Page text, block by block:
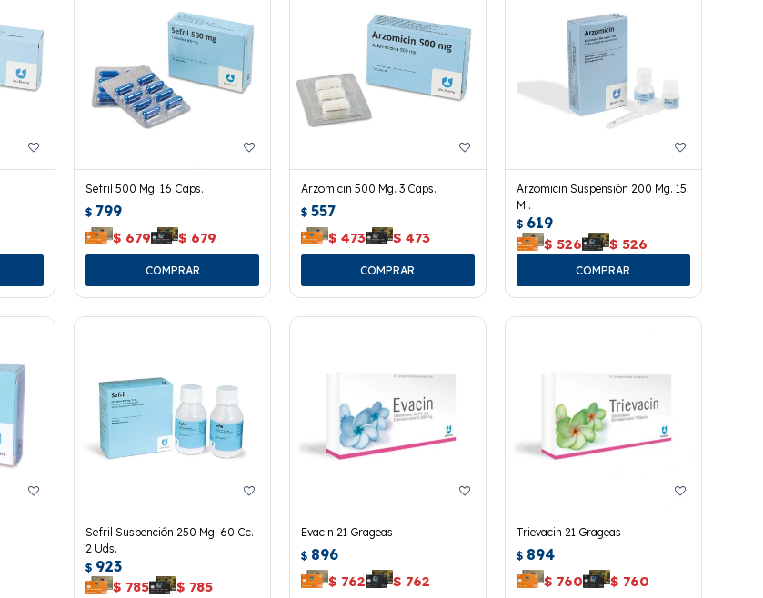
Sefril 500 Mg. 16 Caps.
$ 799
$ 679 $ 679
Arzomicin 500 Mg. 3 Caps.
$ 557
$ 473 $ 473
Arzomicin Suspensión 200 Mg. 15
Ml.
$ 619
$ 526 $ 526
Sefril Suspención 250 Mg. 60 Cc.
2 Uds.
$ 923
$ 785 $ 785
Evacin 21 Grageas
$ 896
$ 762 $ 762
Trievacin 21 Grageas
$ 894
$ 760 $ 760